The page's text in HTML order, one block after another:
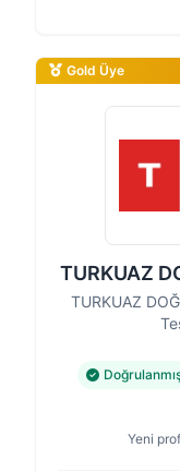
Gold Üye
TURKUAZ
TURKUAZ
Yeni